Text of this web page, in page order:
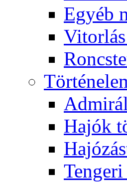
Egyéb
Hajók
Tengeri